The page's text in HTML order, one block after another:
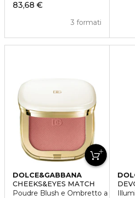
83,68 €
3 formati
DOLCE&GABBANA
CHEEKS&EYES MATCH
Poudre Blush e Ombretto a Lunga